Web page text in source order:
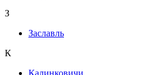
З
Заславль
К
Калинковичи